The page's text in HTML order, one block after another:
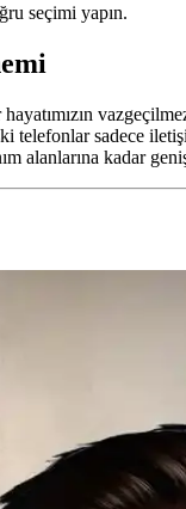
seçimi yapın.
telefonlar sadece
alanlarına kadar
Satıldı
açık artırmada
ve koleksiyon
Yorumları ve